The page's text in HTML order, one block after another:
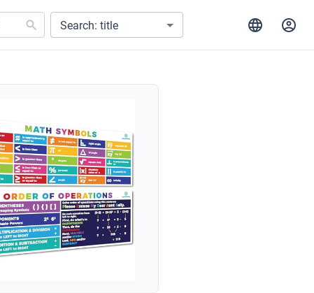
Search: title